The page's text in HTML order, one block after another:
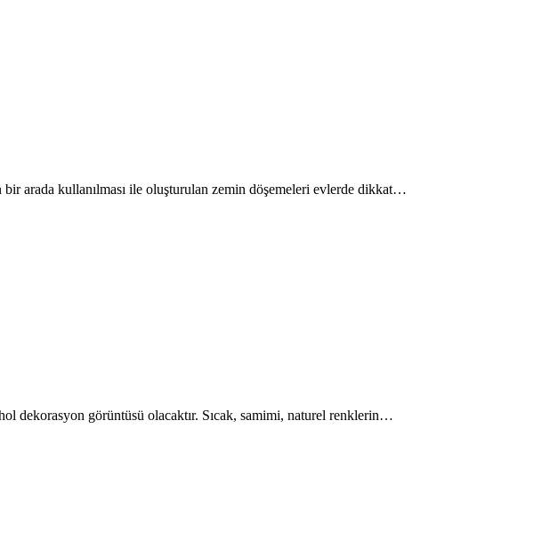
arada kullanılması ile oluşturulan zemin döşemeleri evlerde dikkat…
dekorasyon görüntüsü olacaktır. Sıcak, samimi, naturel renklerin…